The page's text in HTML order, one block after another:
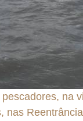
na
nas